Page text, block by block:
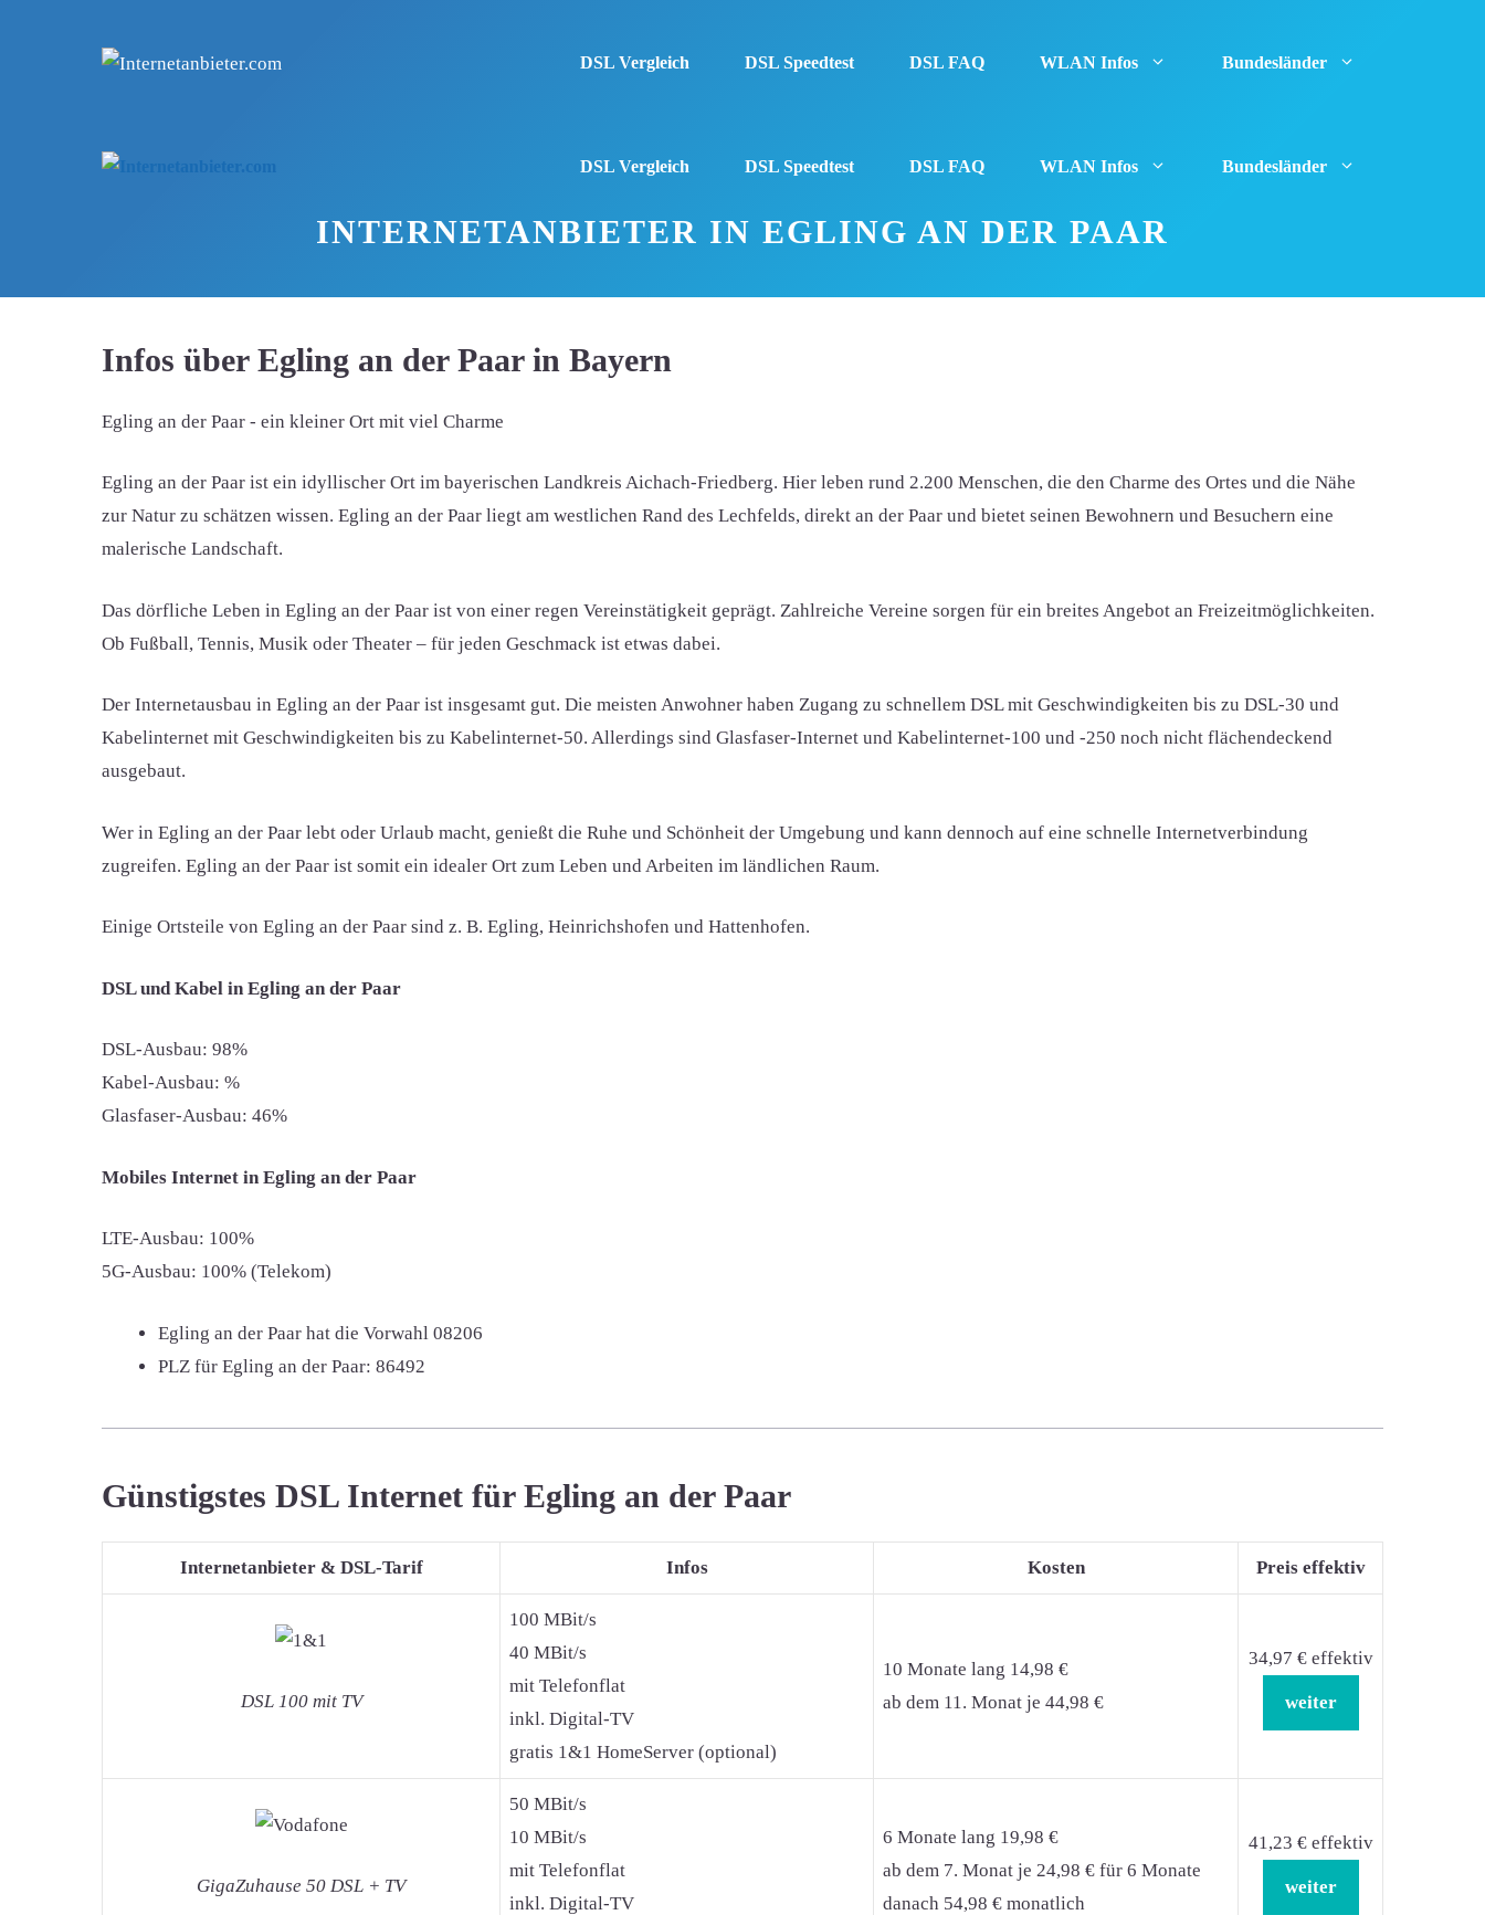
DSL Vergleich DSL Speedtest DSL FAQ WLAN Infos Bundesländer
DSL Vergleich DSL Speedtest DSL FAQ WLAN Infos Bundesländer
INTERNETANBIETER IN EGLING AN DER PAAR
Infos über Egling an der Paar in Bayern
Egling an der Paar - ein kleiner Ort mit viel Charme
Egling an der Paar ist ein idyllischer Ort im bayerischen Landkreis Aichach-Friedberg. Hier leben rund 2.200 Menschen, die den Charme des Ortes und die Nähe
zur Natur zu schätzen wissen. Egling an der Paar liegt am westlichen Rand des Lechfelds, direkt an der Paar und bietet seinen Bewohnern und Besuchern eine
malerische Landschaft.
Das dörfliche Leben in Egling an der Paar ist von einer regen Vereinstätigkeit geprägt. Zahlreiche Vereine sorgen für ein breites Angebot an Freizeitmöglichkeiten.
Ob Fußball, Tennis, Musik oder Theater – für jeden Geschmack ist etwas dabei.
Der Internetausbau in Egling an der Paar ist insgesamt gut. Die meisten Anwohner haben Zugang zu schnellem DSL mit Geschwindigkeiten bis zu DSL-30 und
Kabelinternet mit Geschwindigkeiten bis zu Kabelinternet-50. Allerdings sind Glasfaser-Internet und Kabelinternet-100 und -250 noch nicht flächendeckend
ausgebaut.
Wer in Egling an der Paar lebt oder Urlaub macht, genießt die Ruhe und Schönheit der Umgebung und kann dennoch auf eine schnelle Internetverbindung
zugreifen. Egling an der Paar ist somit ein idealer Ort zum Leben und Arbeiten im ländlichen Raum.
Einige Ortsteile von Egling an der Paar sind z. B. Egling, Heinrichshofen und Hattenhofen.
DSL und Kabel in Egling an der Paar
DSL-Ausbau: 98%
Kabel-Ausbau: %
Glasfaser-Ausbau: 46%
Mobiles Internet in Egling an der Paar
LTE-Ausbau: 100%
5G-Ausbau: 100% (Telekom)
Egling an der Paar hat die Vorwahl 08206
PLZ für Egling an der Paar: 86492
Günstigstes DSL Internet für Egling an der Paar
Internetanbieter & DSL-Tarif Infos Kosten Preis effektiv
DSL 100 mit TV
100 MBit/s
40 MBit/s
mit Telefonflat
inkl. Digital-TV
gratis 1&1 HomeServer (optional)
10 Monate lang 14,98 €
ab dem 11. Monat je 44,98 €
34,97 € effektiv
weiter
GigaZuhause 50 DSL + TV
50 MBit/s
10 MBit/s
mit Telefonflat
inkl. Digital-TV
6 Monate lang 19,98 €
ab dem 7. Monat je 24,98 € für 6 Monate
danach 54,98 € monatlich
41,23 € effektiv
weiter